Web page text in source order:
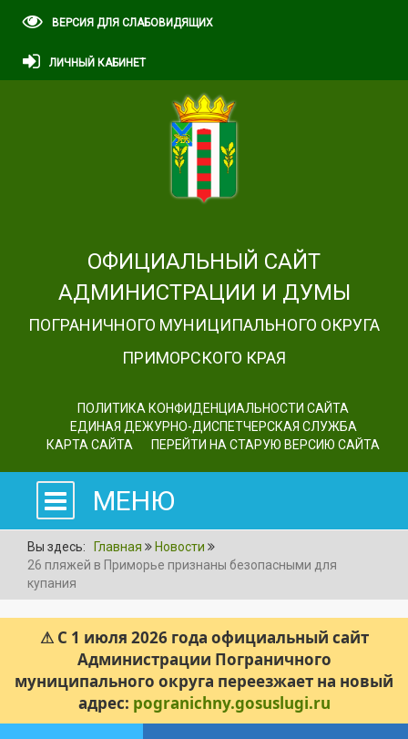
ВЕРСИЯ ДЛЯ СЛАБОВИДЯЩИХ
ЛИЧНЫЙ КАБИНЕТ
ОФИЦИАЛЬНЫЙ САЙТ
АДМИНИСТРАЦИИ И ДУМЫ
ПОГРАНИЧНОГО МУНИЦИПАЛЬНОГО ОКРУГА
ПРИМОРСКОГО КРАЯ
ПОЛИТИКА КОНФИДЕНЦИАЛЬНОСТИ САЙТА
ЕДИНАЯ ДЕЖУРНО-ДИСПЕТЧЕРСКАЯ СЛУЖБА
КАРТА САЙТА
ПЕРЕЙТИ НА СТАРУЮ ВЕРСИЮ САЙТА
МЕНЮ
Вы здесь: Главная
Новости
26 пляжей в Приморье признаны безопасными для
купания
⚠ С 1 июля 2026 года официальный сайт
Администрации Пограничного
муниципального округа переезжает на новый
адрес: pogranichny.gosuslugi.ru